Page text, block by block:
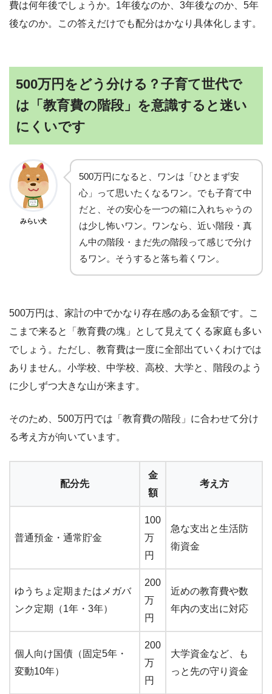
費は何年後でしょうか。1年後なのか、3年後なのか、5年
後なのか。この答えだけでも配分はかなり具体化します。
500万円をどう分ける？子育て世代で
は「教育費の階段」を意識すると迷い
にくいです
みらい犬
500万円になると、ワンは「ひとまず安
心」って思いたくなるワン。でも子育て中
だと、その安心を一つの箱に入れちゃうの
は少し怖いワン。ワンなら、近い階段・真
ん中の階段・まだ先の階段って感じで分け
るワン。そうすると落ち着くワン。
500万円は、家計の中でかなり存在感のある金額です。こ
こまで来ると「教育費の塊」として見えてくる家庭も多い
でしょう。ただし、教育費は一度に全部出ていくわけでは
ありません。小学校、中学校、高校、大学と、階段のよう
に少しずつ大きな山が来ます。
そのため、500万円では「教育費の階段」に合わせて分け
る考え方が向いています。
配分先
金
額
考え方
普通預金・通常貯金
100
万
円
急な支出と生活防
衛資金
ゆうちょ定期またはメガバ
ンク定期（1年・3年）
200
万
円
近めの教育費や数
年内の支出に対応
個人向け国債（固定5年・
変動10年）
200
万
円
大学資金など、も
っと先の守り資金